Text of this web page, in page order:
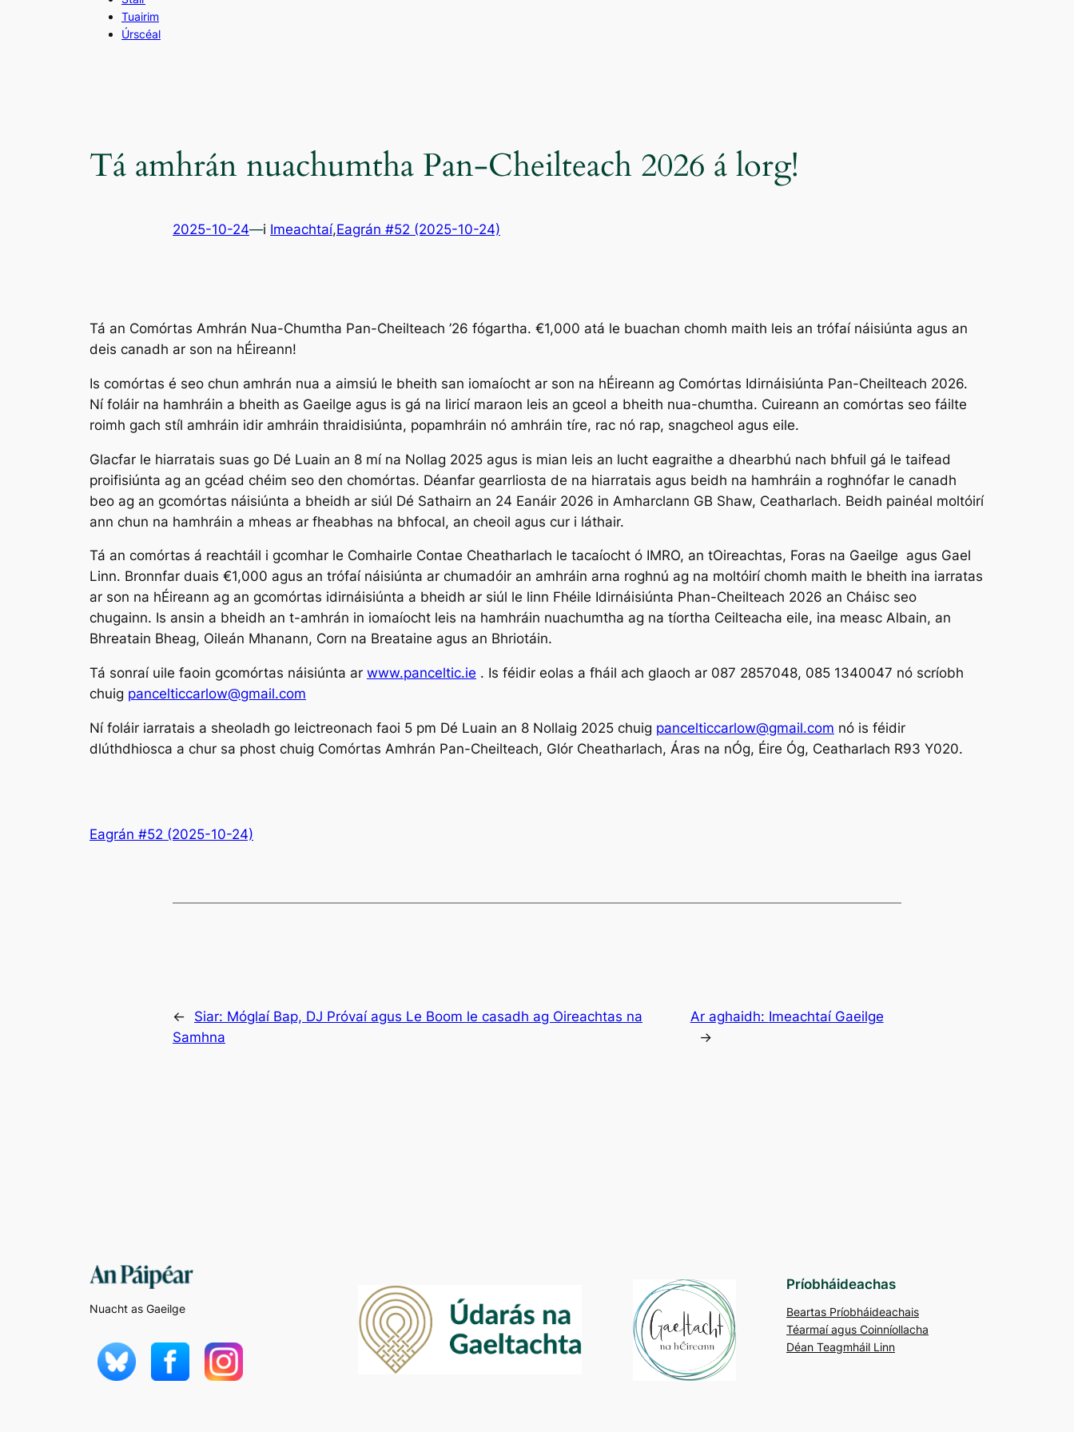
Tuairim
Úrscéal
Tá amhrán nuachumtha Pan-Cheilteach 2026 á lorg!
2025-10-24—i Imeachtaí,Eagrán #52 (2025-10-24)
Tá an Comórtas Amhrán Nua-Chumtha Pan-Cheilteach ’26 fógartha. €1,000 atá le buachan chomh maith leis an trófaí náisiúnta agus an
deis canadh ar son na hÉireann!
Is comórtas é seo chun amhrán nua a aimsiú le bheith san iomaíocht ar son na hÉireann ag Comórtas Idirnáisiúnta Pan-Cheilteach 2026.
Ní foláir na hamhráin a bheith as Gaeilge agus is gá na liricí maraon leis an gceol a bheith nua-chumtha. Cuireann an comórtas seo fáilte
roimh gach stíl amhráin idir amhráin thraidisiúnta, popamhráin nó amhráin tíre, rac nó rap, snagcheol agus eile.
Glacfar le hiarratais suas go Dé Luain an 8 mí na Nollag 2025 agus is mian leis an lucht eagraithe a dhearbhú nach bhfuil gá le taifead
proifisiúnta ag an gcéad chéim seo den chomórtas. Déanfar gearrliosta de na hiarratais agus beidh na hamhráin a roghnófar le canadh
beo ag an gcomórtas náisiúnta a bheidh ar siúl Dé Sathairn an 24 Eanáir 2026 in Amharclann GB Shaw, Ceatharlach. Beidh painéal moltóirí
ann chun na hamhráin a mheas ar fheabhas na bhfocal, an cheoil agus cur i láthair.
Tá an comórtas á reachtáil i gcomhar le Comhairle Contae Cheatharlach le tacaíocht ó IMRO, an tOireachtas, Foras na Gaeilge agus Gael
Linn. Bronnfar duais €1,000 agus an trófaí náisiúnta ar chumadóir an amhráin arna roghnú ag na moltóirí chomh maith le bheith ina iarratas
ar son na hÉireann ag an gcomórtas idirnáisiúnta a bheidh ar siúl le linn Fhéile Idirnáisiúnta Phan-Cheilteach 2026 an Cháisc seo
chugainn. Is ansin a bheidh an t-amhrán in iomaíocht leis na hamhráin nuachumtha ag na tíortha Ceilteacha eile, ina measc Albain, an
Bhreatain Bheag, Oileán Mhanann, Corn na Breataine agus an Bhriotáin.
Tá sonraí uile faoin gcomórtas náisiúnta ar www.panceltic.ie . Is féidir eolas a fháil ach glaoch ar 087 2857048, 085 1340047 nó scríobh
chuig pancelticcarlow@gmail.com
Ní foláir iarratais a sheoladh go leictreonach faoi 5 pm Dé Luain an 8 Nollaig 2025 chuig pancelticcarlow@gmail.com nó is féidir
dlúthdhiosca a chur sa phost chuig Comórtas Amhrán Pan-Cheilteach, Glór Cheatharlach, Áras na nÓg, Éire Óg, Ceatharlach R93 Y020.
Eagrán #52 (2025-10-24)
← Siar: Móglaí Bap, DJ Próvaí agus Le Boom le casadh ag Oireachtas na
Samhna
Ar aghaidh: Imeachtaí Gaeilge
→
Nuacht as Gaeilge
Príobháideachas
Beartas Príobháideachais
Téarmaí agus Coinníollacha
Déan Teagmháil Linn